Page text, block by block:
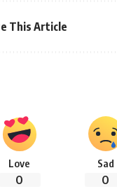
This Article
Love
0
Sad
0